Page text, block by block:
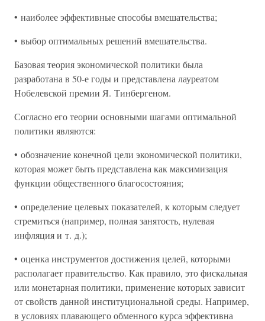
• наиболее эффективные способы вмешательства;
• выбор оптимальных решений вмешательства.
Базовая теория экономической политики была
разработана в 50-е годы и представлена лауреатом
Нобелевской премии Я. Тинбергеном.
Согласно его теории основными шагами оптимальной
политики являются:
• обозначение конечной цели экономической политики,
которая может быть представлена как максимизация
функции общественного благосостояния;
• определение целевых показателей, к которым следует
стремиться (например, полная занятость, нулевая
инфляция и т. д.);
• оценка инструментов достижения целей, которыми
располагает правительство. Как правило, это фискальная
или монетарная политики, применение которых зависит
от свойств данной институциональной среды. Например,
в условиях плавающего обменного курса эффективна